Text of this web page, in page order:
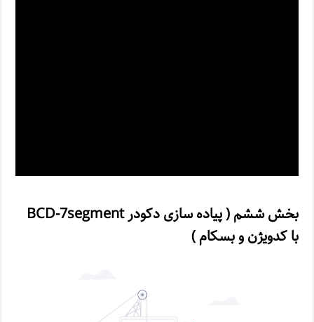
بخش ششم ( پیاده سازی دکودر BCD-7segment
با کدویژن و بسکام )